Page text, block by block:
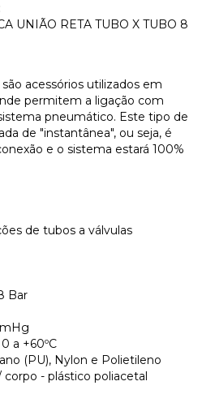
UNIÃO RETA TUBO X TUBO 8
acessórios utilizados em
permitem a ligação com
pneumático. Este tipo de
de "instantânea", ou seja, é
e o sistema estará 100%
de tubos a válvulas
Bar
a +60ºC
(PU), Nylon e Polietileno
corpo - plástico poliacetal